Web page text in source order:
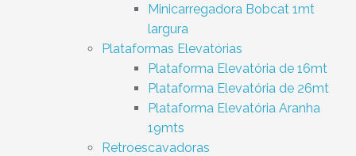
Minicarregadora Bobcat 1mt
largura
Plataformas Elevatórias
Plataforma Elevatória de 16mt
Plataforma Elevatória de 26mt
Plataforma Elevatória Aranha
19mts
Retroescavadoras